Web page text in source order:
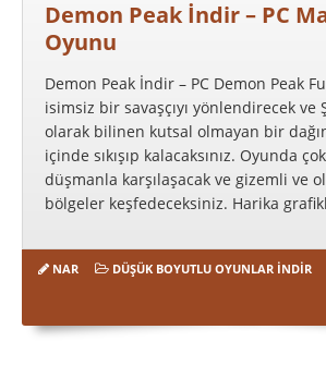
Demon Peak İndir – PC
Oyunu
Demon Peak İndir – PC Demon Peak
isimsiz bir savaşçıyı yönlendirecek ve
olarak bilinen kutsal olmayan bir
içinde sıkışıp kalacaksınız. Oyunda
düşmanla karşılaşacak ve gizemli ve
bölgeler keşfedeceksiniz. Harika
NAR DÜŞÜK BOYUTLU OYUNLAR İNDIR